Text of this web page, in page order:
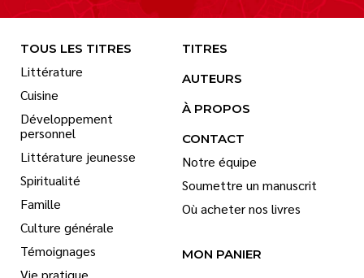
TOUS LES TITRES
Littérature
Cuisine
Développement
personnel
Littérature jeunesse
Spiritualité
Famille
Culture générale
Témoignages
Vie pratique
TITRES
AUTEURS
À PROPOS
CONTACT
Notre équipe
Soumettre un manuscrit
Où acheter nos livres
MON PANIER